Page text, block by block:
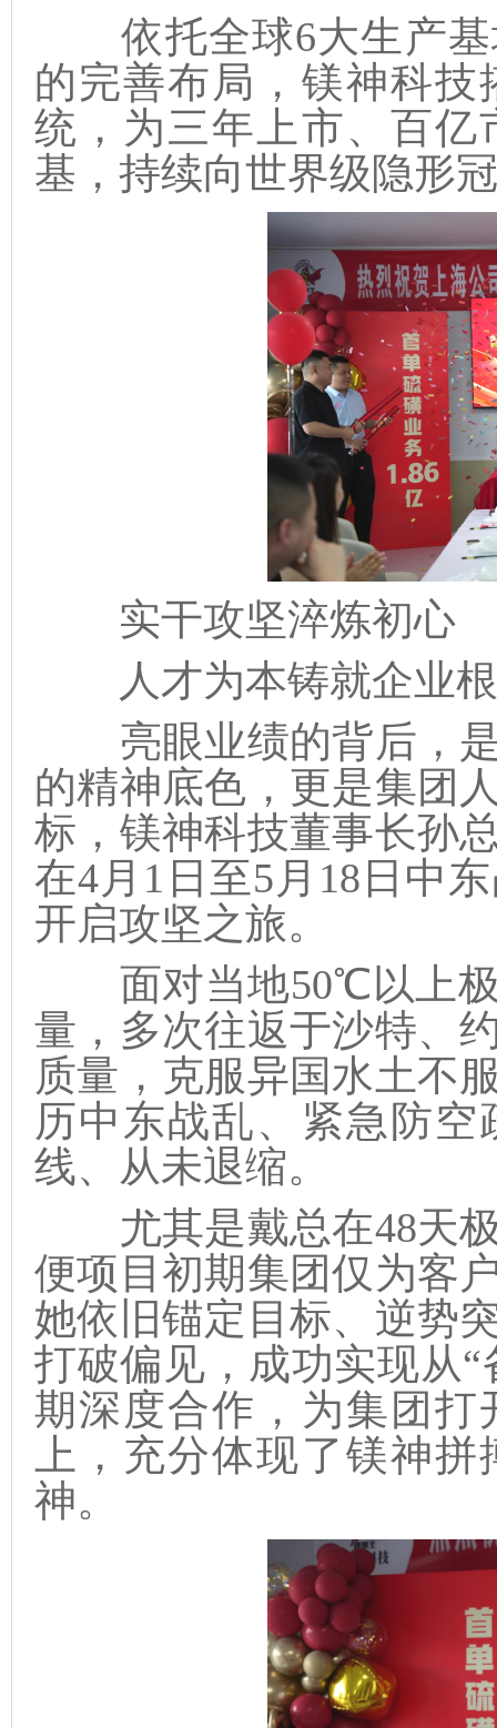
依托全球6大生产基
的完善布局，镁神科
统，为三年上市、百
基，持续向世界级隐形
实干攻坚淬炼初心
人才为本铸就企业
亮眼业绩的背后，是
的精神底色，更是集团
标，镁神科技董事长孙
在4月1日至5月18日中
开启攻坚之旅。
面对当地50℃以上极
量，多次往返于沙特、
质量，克服异国水土不
历中东战乱、紧急防
线、从未退缩。
尤其是戴总在48天极
便项目初期集团仅为客
她依旧锚定目标、逆势
打破偏见，成功实现从
期深度合作，为集团
上，充分体现了镁神
神。